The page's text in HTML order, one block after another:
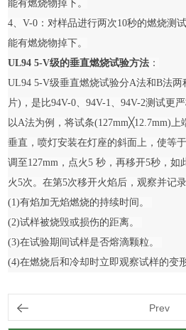
能有燃烧物掉下。
4、V-0：对样品进行两次10秒的燃烧测
能有燃烧物掉下。
UL94 5-V级的垂直燃烧试验方法 ：
UL94 5-V级垂直燃烧试验分A法和B法
片)，是比94V-0、94V-1、94V-2测试更
以A法为例，将试条(127mm╳12.7mm)
垂直，喷灯安装在灯座的斜面上，使等
调至127mm，点火5 秒，再移开5秒，
火5次。在第5次移开火焰后，观察并记
(1)有焰加无焰燃烧的持续时间。
(2)试样被烧毁或损伤的距离。
(3)在试验期间试样是否熔滴颗粒。
(4)在燃烧后和冷却时立即观察试样的变
Prev